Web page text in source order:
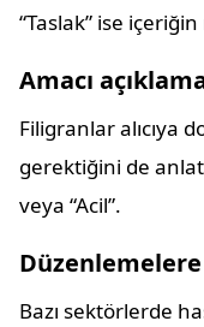
“Taslak” ise
Amacı
Filigranlar alıcıya
gerektiğini de
veya “Acil”.
Bazı sektörlerde